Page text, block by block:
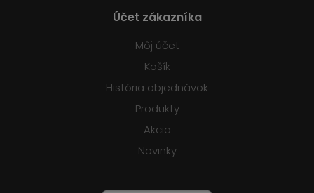
Účet zákazníka
Môj účet
Košík
História objednávok
Produkty
Akcia
Novinky